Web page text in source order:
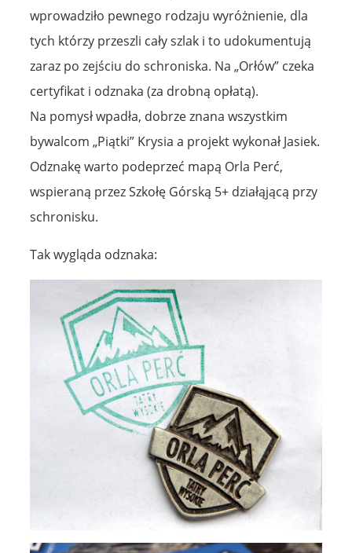
wprowadziło pewnego rodzaju wyróżnienie, dla
tych którzy przeszli cały szlak i to udokumentują
zaraz po zejściu do schroniska. Na „Orłów” czeka
certyfikat i odznaka (za drobną opłatą).
Na pomysł wpadła, dobrze znana wszystkim
bywalcom „Piątki” Krysia a projekt wykonał Jasiek.
Odznakę warto podeprzeć mapą Orla Perć,
wspieraną przez Szkołę Górską 5+ działąjącą przy
schronisku.
Tak wygląda odznaka: